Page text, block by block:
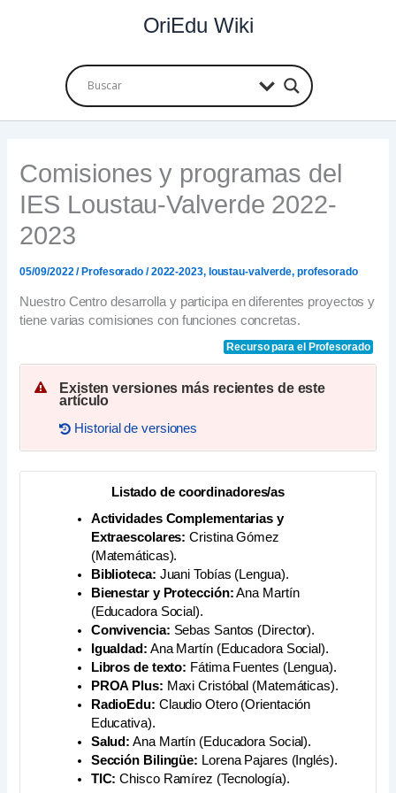
OriEdu Wiki
Comisiones y programas del
IES Loustau-Valverde 2022-
2023
05/09/2022/ Profesorado /2022-2023, loustau-valverde, profesorado
Nuestro Centro desarrolla y participa en diferentes proyectos y
tiene varias comisiones con funciones concretas.
Recurso para el Profesorado
Existen versiones más recientes de este
artículo
2023: Comisiones y programas del IES
Loustau-Valverde 2023-2024
Historial de versiones
Listado de coordinadores/as
Actividades Complementarias y
Extraescolares: Cristina Gómez
(Matemáticas).
Biblioteca: Juani Tobías (Lengua).
Bienestar y Protección:Ana Martín
(Educadora Social).
Convivencia: Sebas Santos (Director).
Igualdad: Ana Martín (Educadora Social).
Libros de texto: Fátima Fuentes (Lengua).
PROA Plus: Maxi Cristóbal (Matemáticas).
RadioEdu: Claudio Otero (Orientación
Educativa).
Salud: Ana Martín (Educadora Social).
Sección Bilingüe: Lorena Pajares (Inglés).
TIC: Chisco Ramírez (Tecnología).